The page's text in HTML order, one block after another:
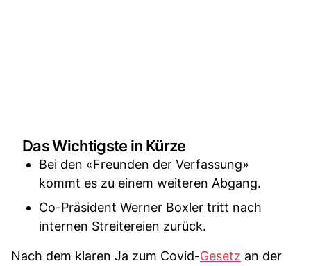
Das Wichtigste in Kürze
Bei den «Freunden der Verfassung»
kommt es zu einem weiteren Abgang.
Co-Präsident Werner Boxler tritt nach
internen Streitereien zurück.
Nach dem klaren Ja zum Covid-Gesetz an der